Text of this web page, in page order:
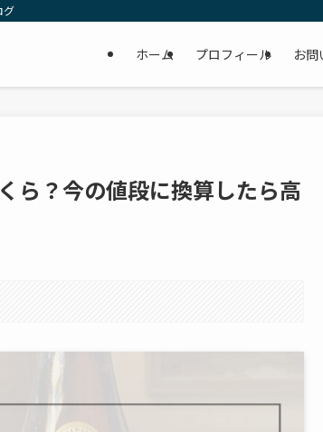
グ
ホーム プロフィール お問
ら？今の値段に換算したら高